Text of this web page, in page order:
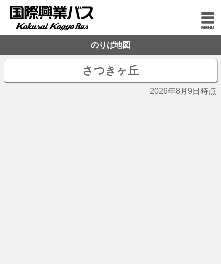
のりば地図
さつきヶ丘
2026年8月9日時点